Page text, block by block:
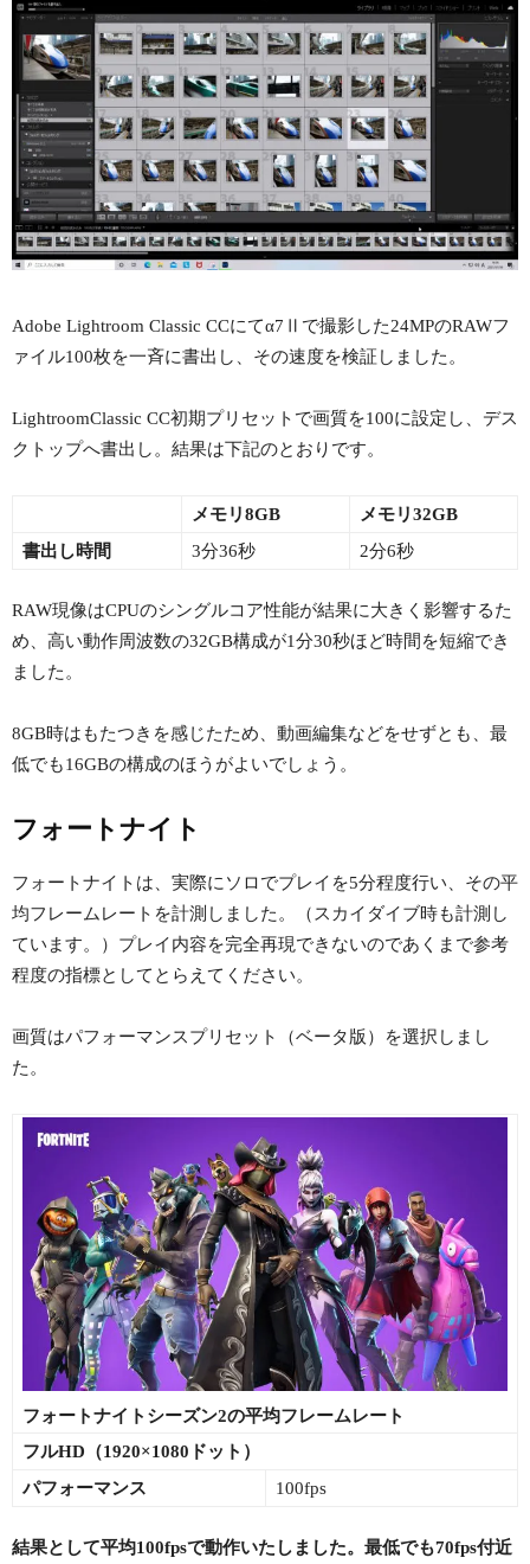
Adobe Lightroom Classic CCにてα7Ⅱで撮影した24MPのRAWフ
ァイル100枚を一斉に書出し、その速度を検証しました。
LightroomClassic CC初期プリセットで画質を100に設定し、デス
クトップへ書出し。結果は下記のとおりです。
メモリ8GB
メモリ32GB
書出し時間
3分36秒 2分6秒
RAW現像はCPUのシングルコア性能が結果に大きく影響するた
め、高い動作周波数の32GB構成が1分30秒ほど時間を短縮でき
ました。
8GB時はもたつきを感じたため、動画編集などをせずとも、最
低でも16GBの構成のほうがよいでしょう。
フォートナイト
フォートナイトは、実際にソロでプレイを5分程度行い、その平
均フレームレートを計測しました。（スカイダイブ時も計測し
ています。）プレイ内容を完全再現できないのであくまで参考
程度の指標としてとらえてください。
画質はパフォーマンスプリセット（ベータ版）を選択しまし
た。
フォートナイトシーズン2の平均フレームレート
フルHD（1920×1080ドット）
パフォーマンス
100fps
結果として平均100fpsで動作いたしました。最低でも70fps付近